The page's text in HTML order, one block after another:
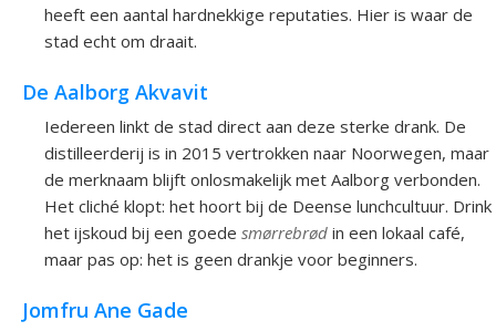
heeft een aantal hardnekkige reputaties. Hier is waar de
stad echt om draait.
De Aalborg Akvavit
Iedereen linkt de stad direct aan deze sterke drank. De
distilleerderij is in 2015 vertrokken naar Noorwegen, maar
de merknaam blijft onlosmakelijk met Aalborg verbonden.
Het cliché klopt: het hoort bij de Deense lunchcultuur. Drink
het ijskoud bij een goede smørrebrød in een lokaal café,
maar pas op: het is geen drankje voor beginners.
Jomfru Ane Gade